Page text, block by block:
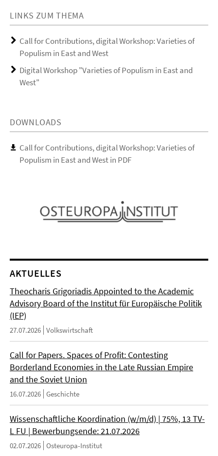
LINKS ZUM THEMA
Call for Contributions, digital Workshop: Varieties of
Populism in East and West
Digital Workshop "Varieties of Populism in East and
West"
DOWNLOADS
Call for Contributions, digital Workshop: Varieties of
Populism in East and West in PDF
AKTUELLES
Theocharis Grigoriadis Appointed to the Academic
Advisory Board of the Institut für Europäische Politik
(IEP)
27.07.2026 Volkswirtschaft
Call for Papers. Spaces of Profit: Contesting
Borderland Economies in the Late Russian Empire
and the Soviet Union
16.07.2026 Geschichte
Wissenschaftliche Koordination (w/m/d) | 75%, 13 TV-
L FU | Bewerbungsende: 21.07.2026
02.07.2026 Osteuropa-Institut